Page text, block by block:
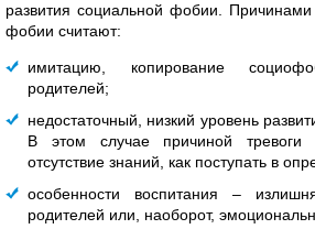
развития социальной фобии.
фобии считают:
имитацию, копирование
родителей;
недостаточный, низкий уровень
В этом случае причиной тревоги
отсутствие знаний, как поступать в
особенности воспитания –
родителей или, наоборот,